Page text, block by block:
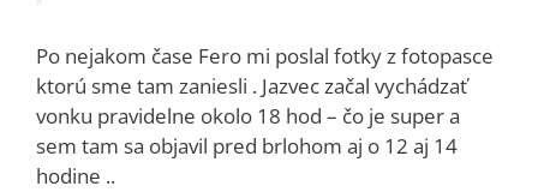
Po nejakom čase Fero mi poslal fotky z fotopasce
ktorú sme tam zaniesli . Jazvec začal vychádzať
vonku pravidelne okolo 18 hod – čo je super a
sem tam sa objavil pred brlohom aj o 12 aj 14
hodine ..